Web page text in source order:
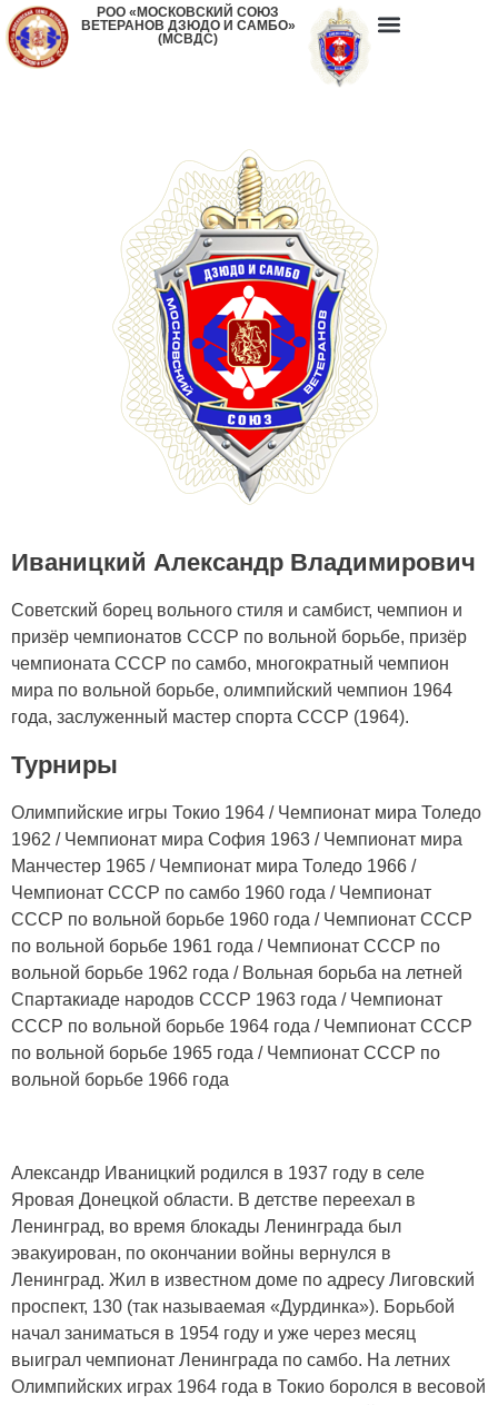
РОО «МОСКОВСКИЙ СОЮЗ
ВЕТЕРАНОВ ДЗЮДО И САМБО»
(МСВДС)
Иваницкий Александр Владимирович
Советский борец вольного стиля и самбист, чемпион и
призёр чемпионатов СССР по вольной борьбе, призёр
чемпионата СССР по самбо, многократный чемпион
мира по вольной борьбе, олимпийский чемпион 1964
года, заслуженный мастер спорта СССР (1964).
Турниры
Олимпийские игры Токио 1964 / Чемпионат мира Толедо
1962 / Чемпионат мира София 1963 / Чемпионат мира
Манчестер 1965 / Чемпионат мира Толедо 1966 /
Чемпионат СССР по самбо 1960 года / Чемпионат
СССР по вольной борьбе 1960 года / Чемпионат СССР
по вольной борьбе 1961 года / Чемпионат СССР по
вольной борьбе 1962 года / Вольная борьба на летней
Спартакиаде народов СССР 1963 года / Чемпионат
СССР по вольной борьбе 1964 года / Чемпионат СССР
по вольной борьбе 1965 года / Чемпионат СССР по
вольной борьбе 1966 года
Александр Иваницкий родился в 1937 году в селе
Яровая Донецкой области. В детстве переехал в
Ленинград, во время блокады Ленинграда был
эвакуирован, по окончании войны вернулся в
Ленинград. Жил в известном доме по адресу Лиговский
проспект, 130 (так называемая «Дурдинка»). Борьбой
начал заниматься в 1954 году и уже через месяц
выиграл чемпионат Ленинграда по самбо. На летних
Олимпийских играх 1964 года в Токио боролся в весовой